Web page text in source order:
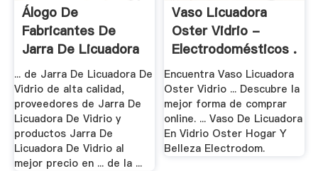
Álogo De
Fabricantes De
Jarra De Licuadora
De .
... de Jarra De Licuadora De
Vidrio de alta calidad,
proveedores de Jarra De
Licuadora De Vidrio y
productos Jarra De
Licuadora De Vidrio al
mejor precio en ... de la ...
Vaso Licuadora
Oster Vidrio -
Electrodomésticos .
Encuentra Vaso Licuadora
Oster Vidrio ... Descubre la
mejor forma de comprar
online. ... Vaso De Licuadora
En Vidrio Oster Hogar Y
Belleza Electrodom.